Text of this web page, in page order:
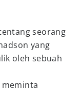
seorang
yang
oleh sebuah